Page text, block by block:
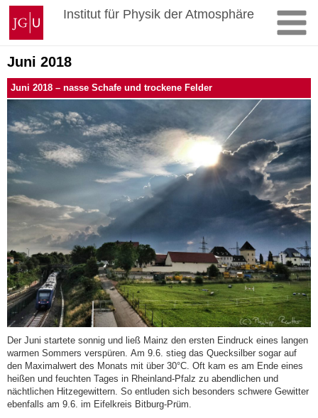
Zum
Inhalt
springen
Johannes
Gutenberg-
Universität
Mainz
Institut für Physik der Atmosphäre
Juni 2018
Juni 2018 – nasse Schafe und trockene Felder
Der Juni startete sonnig und ließ Mainz den ersten Eindruck eines langen
warmen Sommers verspüren. Am 9.6. stieg das Quecksilber sogar auf
den Maximalwert des Monats mit über 30°C. Oft kam es am Ende eines
heißen und feuchten Tages in Rheinland-Pfalz zu abendlichen und
nächtlichen Hitzegewittern. So entluden sich besonders schwere Gewitter
ebenfalls am 9.6. im Eifelkreis Bitburg-Prüm.